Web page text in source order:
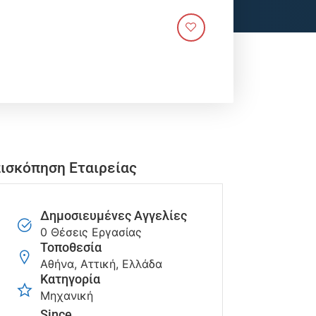
Εταιρείας
Δημοσιευμένες Αγγελίες
0 Θέσεις Εργασίας
Τοποθεσία
Αθήνα, Αττική, Ελλάδα
Κατηγορία
Μηχανική